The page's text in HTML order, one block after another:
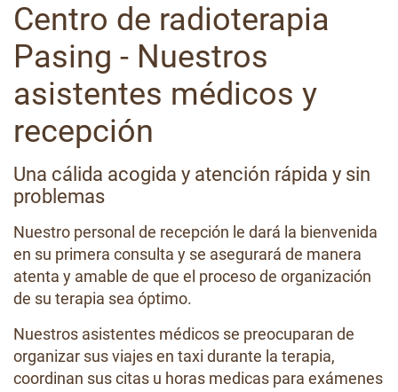
Centro de radioterapia
Pasing - Nuestros
asistentes médicos y
recepción
Una cálida acogida y atención rápida y sin
problemas
Nuestro personal de recepción le dará la bienvenida
en su primera consulta y se asegurará de manera
atenta y amable de que el proceso de organización
de su terapia sea óptimo.
Nuestros asistentes médicos se preocuparan de
organizar sus viajes en taxi durante la terapia,
coordinan sus citas u horas medicas para exámenes